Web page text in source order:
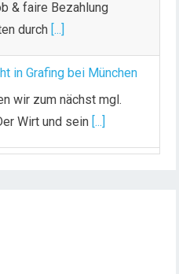
& faire Bezahlung
durch [...]
in Grafing bei München
wir zum nächst mgl.
Wirt und sein [...]
Chef de Rang